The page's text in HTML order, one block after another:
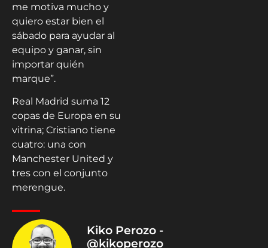
me motiva mucho y
quiero estar bien el
sábado para ayudar al
equipo y ganar, sin
importar quién
marque”.
Real Madrid suma 12
copas de Europa en su
vitrina; Cristiano tiene
cuatro: una con
Manchester United y
tres con el conjunto
merengue.
Kiko Perozo -
@kikoperozo